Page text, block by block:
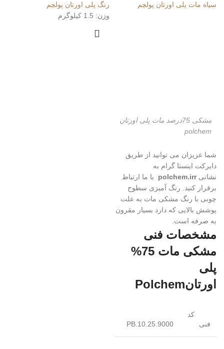
سیاه مات پلی اورتان پولچم
مشکی 75درصد مات پلی اورتان
polchem
شما عزیزان می توانید از طریق
دایرکت اینستا گرام به
نشانیpolchem.irr با ما ارتباط
برقرار کنید. رنگ آمیزی سطوح
چوبی با رنگ مشکی مات به علت
پوشش بالایی که دارد بسیار مقرون
به صرفه است.
مشخصات فنی
مشکی مات 75%
پلی
اورتانPolchem
کد
فنی
PB.10.25.9000
رنگ پلی اورتان پولچم
وزن: 1.5 کیلوگرم